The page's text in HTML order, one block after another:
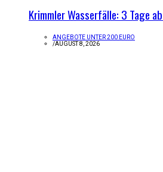
Krimmler Wasserfälle: 3 Tage
ANGEBOTE UNTER 200 EURO
/AUGUST 8, 2026